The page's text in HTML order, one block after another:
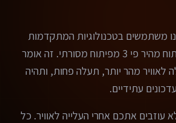
משתמשים בטכנולוגיות המתקדמות
ביותר, שמאפשרות פיתוח מהיר פי 3 מפיתוח מסורתי. זה אומר
מהר יותר, תעלה פחות, ותהיה
עתידיים.
עוזבים אתכם אחרי העלייה לאוויר. כל